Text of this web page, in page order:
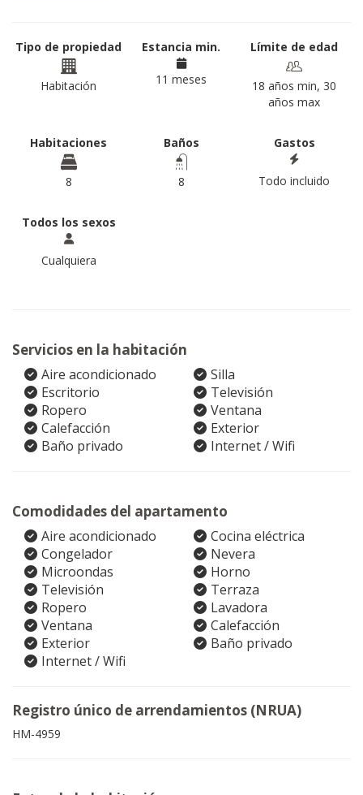
Tipo de propiedad
Habitación
Estancia min.
11 meses
Límite de edad
18 años min, 30
años max
Habitaciones
8
Baños
8
Gastos
Todo incluido
Todos los sexos
Cualquiera
Servicios en la habitación
Aire acondicionado
Silla
Escritorio
Televisión
Ropero
Ventana
Calefacción
Exterior
Baño privado
Internet / Wifi
Comodidades del apartamento
Aire acondicionado
Cocina eléctrica
Congelador
Nevera
Microondas
Horno
Televisión
Terraza
Ropero
Lavadora
Ventana
Calefacción
Exterior
Baño privado
Internet / Wifi
Registro único de arrendamientos (NRUA)
HM-4959